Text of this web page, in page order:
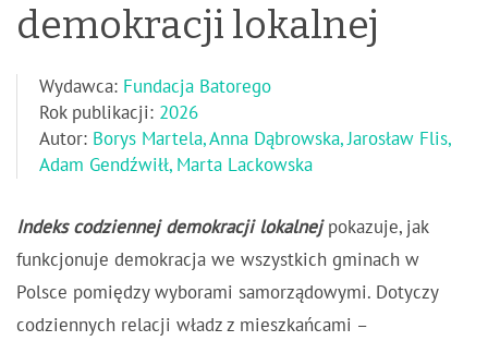
demokracji lokalnej
Wydawca: Fundacja Batorego
Rok publikacji: 2026
Autor: Borys Martela, Anna Dąbrowska, Jarosław Flis,
Adam Gendźwiłł, Marta Lackowska
Indeks codziennej demokracji lokalnej pokazuje, jak
funkcjonuje demokracja we wszystkich gminach w
Polsce pomiędzy wyborami samorządowymi. Dotyczy
codziennych relacji władz z mieszkańcami –